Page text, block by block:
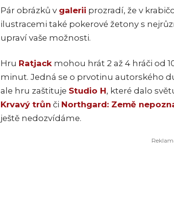
Pár obrázků v galerii prozradí, že v
ilustracemi také pokerové žetony s
upraví vaše možnosti.
Hru Ratjack mohou hrát 2 až 4 hráči od
minut. Jedná se o prvotinu autorského
ale hru zaštituje Studio H, které dalo
Krvavý trůn či Northgard: Země
ještě nedozvídáme.